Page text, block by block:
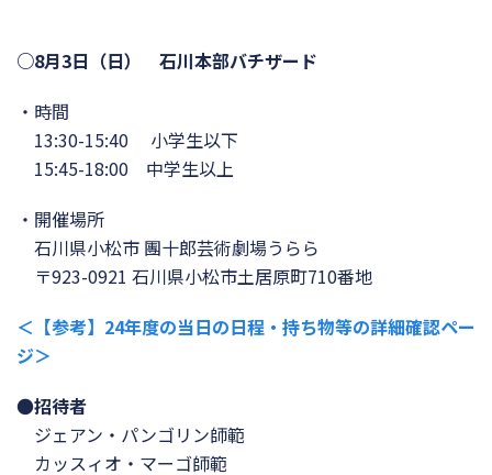
○8月3日（日） 石川本部バチザード
・時間
13:30-15:40 小学生以下
15:45-18:00 中学生以上
・開催場所
石川県小松市 團十郎芸術劇場うらら
〒923-0921 石川県小松市土居原町710番地
＜【参考】24年度の当日の日程・持ち物等の詳細確認ペー
ジ＞
●招待者
ジェアン・パンゴリン師範
カッスィオ・マーゴ師範